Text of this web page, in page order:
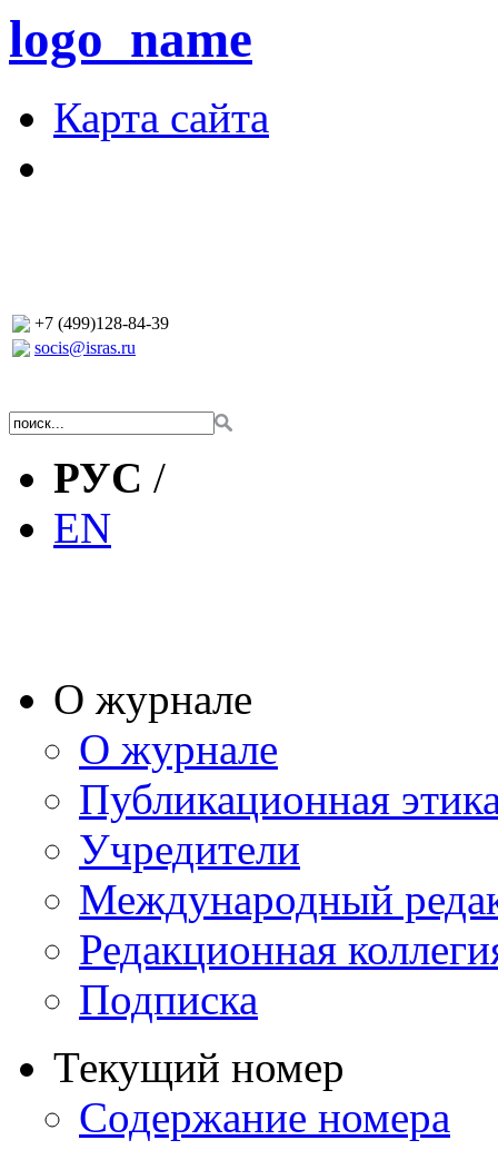
logo_name
Карта сайта
+7 (499)128-84-39
socis@isras.ru
РУС /
EN
О журнале
О журнале
Публикационная
Учредители
Международный
Редакционная
Подписка
Текущий номер
Содержание номера